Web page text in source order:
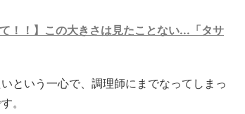
！！】この大きさは見たことない...「タサ
という一心で、調理師にまでなってしまっ
。